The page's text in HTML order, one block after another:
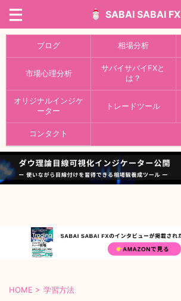
SABAI SABAI FX
ブログ 相場分析
市場心理分析
サバイサバイFXと
は？
オリジナルインジケ
ーター
トレードツール
コンタクト
HOME > 学習方法